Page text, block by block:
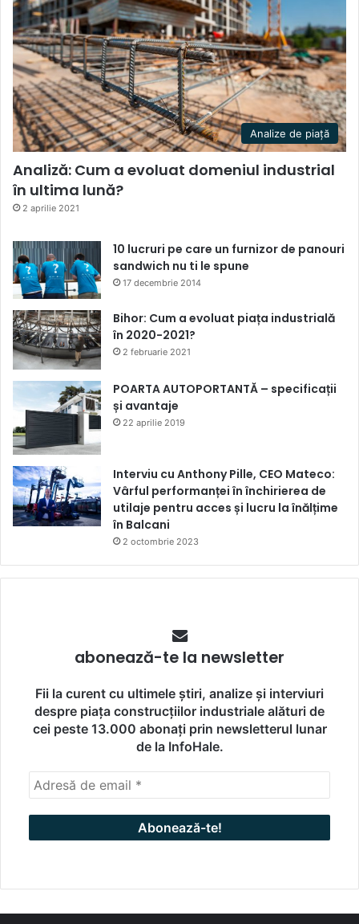
Analize de piață
Analiză: Cum a evoluat domeniul industrial
în ultima lună?
2 aprilie 2021
10 lucruri pe care un furnizor de panouri
sandwich nu ti le spune
17 decembrie 2014
Bihor: Cum a evoluat piața industrială
în 2020-2021?
2 februarie 2021
POARTA AUTOPORTANTĂ – specificații
și avantaje
22 aprilie 2019
Interviu cu Anthony Pille, CEO Mateco:
Vârful performanței în închirierea de
utilaje pentru acces și lucru la înălțime
în Balcani
2 octombrie 2023
abonează-te la newsletter
Fii la curent cu ultimele știri, analize și interviuri
despre piața construcțiilor industriale alături de
cei peste 13.000 abonați prin newsletterul lunar
de la InfoHale.